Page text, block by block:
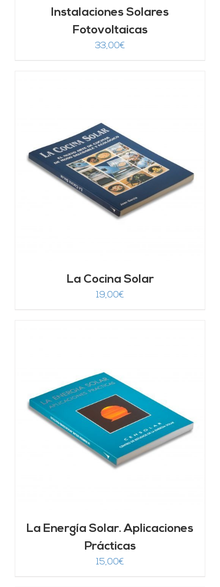
Instalaciones Solares
Fotovoltaicas
33,00€
La Cocina Solar
19,00€
La Energía Solar. Aplicaciones
Prácticas
15,00€